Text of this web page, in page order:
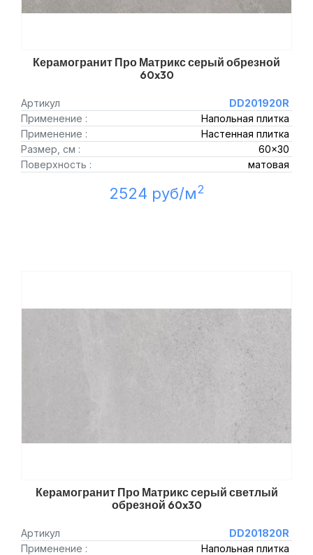
Керамогранит Про Матрикс серый обрезной
60x30
Артикул
DD201920R
Применение :
Напольная плитка
Применение :
Настенная плитка
Размер, см :
60x30
Поверхность :
матовая
2524 руб/м2
Керамогранит Про Матрикс серый светлый
обрезной 60x30
Артикул
DD201820R
Применение :
Напольная плитка